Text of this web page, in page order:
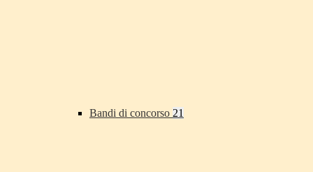
Bandi di concorso 21